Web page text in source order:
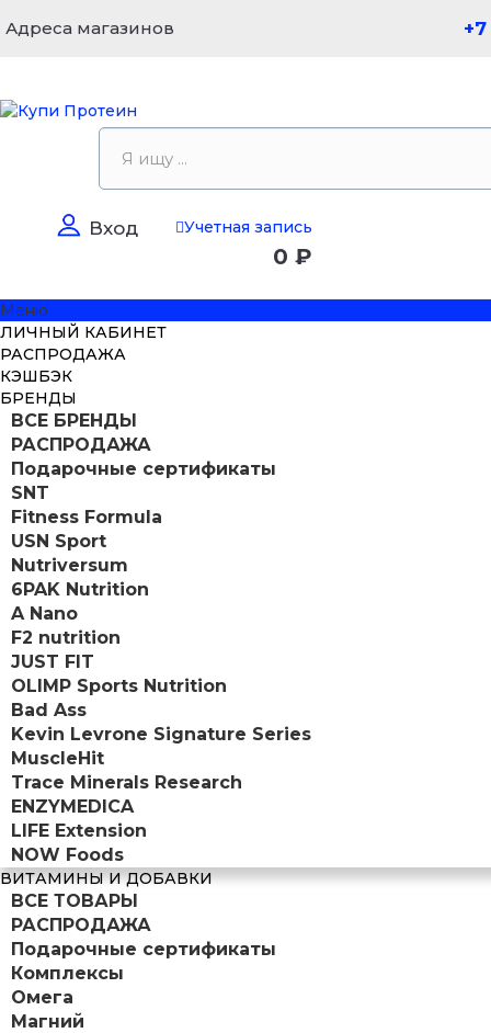
Адреса магазинов
Вход Учетная запись
0 ₽
Меню
ЛИЧНЫЙ КАБИНЕТ
РАСПРОДАЖА
КЭШБЭК
БРЕНДЫ
ВСЕ БРЕНДЫ
РАСПРОДАЖА
Подарочные сертификаты
SNT
Fitness Formula
USN Sport
Nutriversum
6PAK Nutrition
A Nano
F2 nutrition
JUST FIT
OLIMP Sports Nutrition
Bad Ass
Kevin Levrone Signature Series
MuscleHit
Trace Minerals Research
ENZYMEDICA
LIFE Extension
NOW Foods
ВИТАМИНЫ И ДОБАВКИ
ВСЕ ТОВАРЫ
РАСПРОДАЖА
Подарочные сертификаты
Комплексы
Омега
Магний